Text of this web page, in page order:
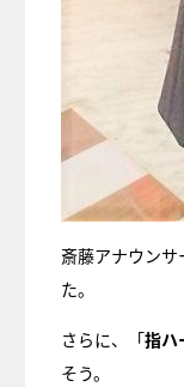
斎藤アナウン
た。
さらに、「指ハ
そう。